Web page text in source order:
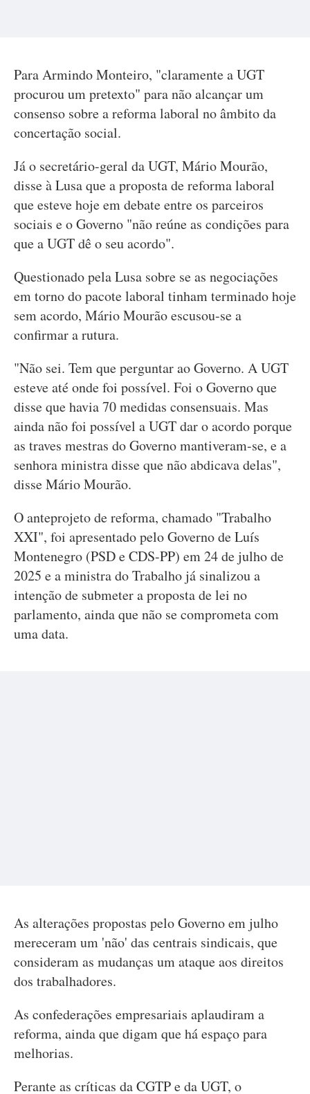
Para Armindo Monteiro, "claramente a UGT
procurou um pretexto" para não alcançar um
consenso sobre a reforma laboral no âmbito da
concertação social.
Já o secretário-geral da UGT, Mário Mourão,
disse à Lusa que a proposta de reforma laboral
que esteve hoje em debate entre os parceiros
sociais e o Governo "não reúne as condições para
que a UGT dê o seu acordo".
Questionado pela Lusa sobre se as negociações
em torno do pacote laboral tinham terminado hoje
sem acordo, Mário Mourão escusou-se a
confirmar a rutura.
"Não sei. Tem que perguntar ao Governo. A UGT
esteve até onde foi possível. Foi o Governo que
disse que havia 70 medidas consensuais. Mas
ainda não foi possível a UGT dar o acordo porque
as traves mestras do Governo mantiveram-se, e a
senhora ministra disse que não abdicava delas",
disse Mário Mourão.
O anteprojeto de reforma, chamado "Trabalho
XXI", foi apresentado pelo Governo de Luís
Montenegro (PSD e CDS-PP) em 24 de julho de
2025 e a ministra do Trabalho já sinalizou a
intenção de submeter a proposta de lei no
parlamento, ainda que não se comprometa com
uma data.
As alterações propostas pelo Governo em julho
mereceram um 'não' das centrais sindicais, que
consideram as mudanças um ataque aos direitos
dos trabalhadores.
As confederações empresariais aplaudiram a
reforma, ainda que digam que há espaço para
melhorias.
Perante as críticas da CGTP e da UGT, o